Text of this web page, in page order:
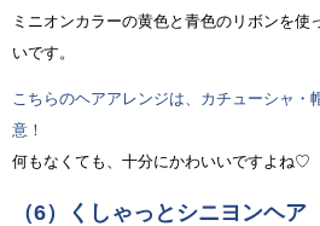
ミニオンカラーの黄色と青色のリボンを使
いです。
こちらのヘアアレンジは、カチューシャ・
意！
何もなくても、十分にかわいいですよね♡
（6）くしゃっとシニヨンヘア